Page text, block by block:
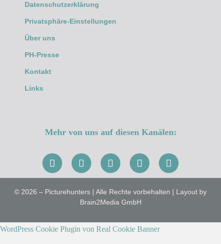
Datenschutzerklärung
Privatsphäre-Einstellungen
Über uns
PH-Presse
Kontakt
Links
Mehr von uns auf diesen Kanälen:
© 2026 – Picturehunters | Alle Rechte vorbehalten | Layout by
Brain2Media GmbH
WordPress Cookie Plugin von Real Cookie Banner